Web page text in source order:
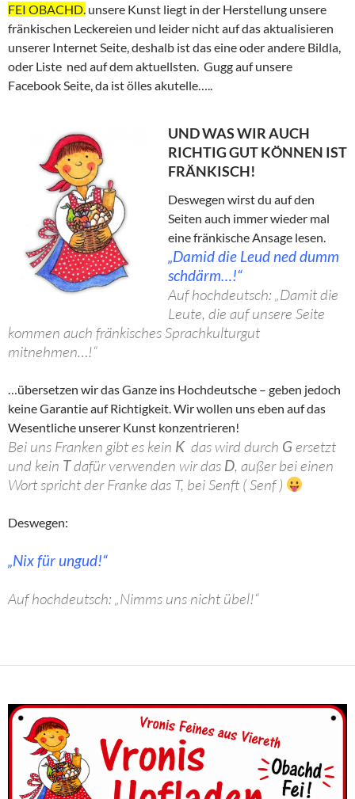
FEI OBACHD. unsere Kunst liegt in der Herstellung unsere
fränkischen Leckereien und leider nicht auf das aktualisieren
unserer Internet Seite, deshalb ist das eine oder andere Bildla,
oder Liste ned auf dem aktuellsten. Gugg auf unsere
Facebook Seite, da ist ölles akutelle…..
UND WAS WIR AUCH
RICHTIG GUT KÖNNEN IST
FRÄNKISCH!
Deswegen wirst du auf den
Seiten auch immer wieder mal
eine fränkische Ansage lesen.
„Damid die Leud ned dumm
schdärm…!“
Auf hochdeutsch: „Damit die
Leute, die auf unsere Seite
kommen auch fränkisches Sprachkulturgut
mitnehmen…!“
…übersetzen wir das Ganze ins Hochdeutsche – geben jedoch
keine Garantie auf Richtigkeit. Wir wollen uns eben auf das
Wesentliche unserer Kunst konzentrieren!
Bei uns Franken gibt es kein K das wird durch Gersetzt
und kein Tdafür verwenden wir das D, außer bei einen
Wort spricht der Franke das T, bei Senft ( Senf )
Deswegen:
„Nix für ungud!“
Auf hochdeutsch: „Nimms uns nicht übel!“